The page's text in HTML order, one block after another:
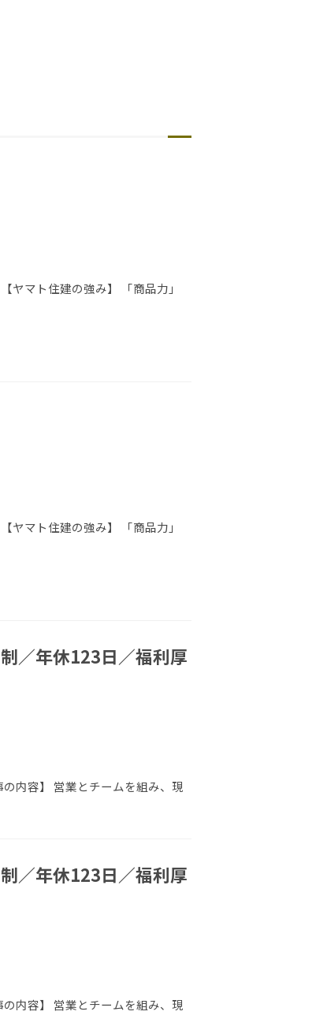
マト住建の強み】 「商品力」
マト住建の強み】 「商品力」
／年休123日／福利厚
内容】 営業とチームを組み、現
／年休123日／福利厚
内容】 営業とチームを組み、現